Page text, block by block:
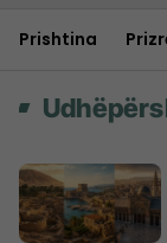
Prishtina